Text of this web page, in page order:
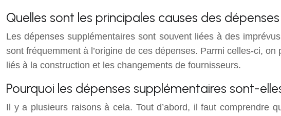
Quelles sont les principales causes des
Les dépenses supplémentaires sont souvent liées à des
sont fréquemment à l’origine de ces dépenses. Parmi celles-ci,
liés à la construction et les changements de fournisseurs.
Pourquoi les dépenses supplémentaires sont-
Il y a plusieurs raisons à cela. Tout d’abord, il faut comprendre